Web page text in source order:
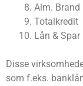
Alm. Brand
Totalkredit
Lån & Spar
Disse
som f.eks.